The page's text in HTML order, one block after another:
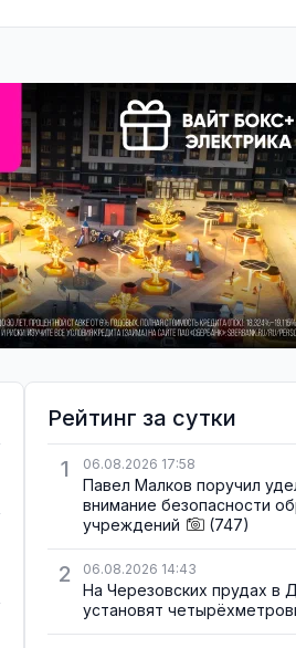
Рейтинг за сутки
1
06.08.2026 17:58
Павел Малков поручил
внимание безопасности
учреждений
(747)
2 06.08.2026 14:43
На Черезовских прудах в
установят